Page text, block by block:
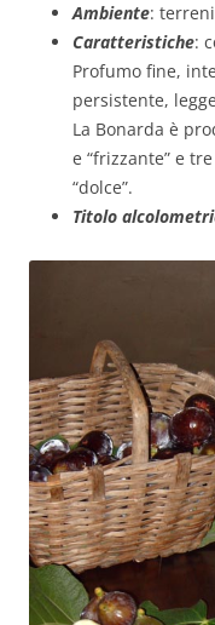
Ambiente:
Caratteristiche:
Profumo fine,
persistente,
La Bonarda è
e “frizzante” e
“dolce”.
Titolo